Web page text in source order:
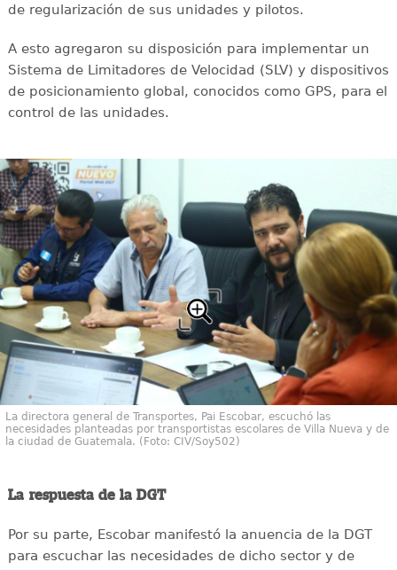
de regularización de sus unidades y pilotos.
A esto agregaron su disposición para implementar un
Sistema de Limitadores de Velocidad (SLV) y dispositivos
de posicionamiento global, conocidos como GPS, para el
control de las unidades.
La directora general de Transportes, Pai Escobar, escuchó las
necesidades planteadas por transportistas escolares de Villa Nueva y de
la ciudad de Guatemala. (Foto: CIV/Soy502)
La respuesta de la DGT
Por su parte, Escobar manifestó la anuencia de la DGT
para escuchar las necesidades de dicho sector y de